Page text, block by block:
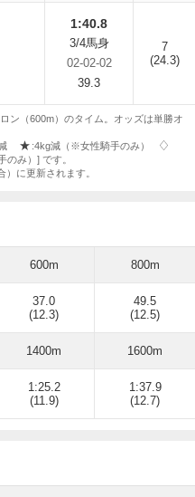
1:40.8
3/4馬身
02-02-02
39.3
7
(24.3)
ン（600m）のタイム。オッズは単勝オ
減
:4kg減（※女性騎手のみ）
み）] です。
に更新されます。
600m 800m
37.0
(12.3)
49.5
(12.5)
1400m 1600m
1:25.2
(11.9)
1:37.9
(12.7)